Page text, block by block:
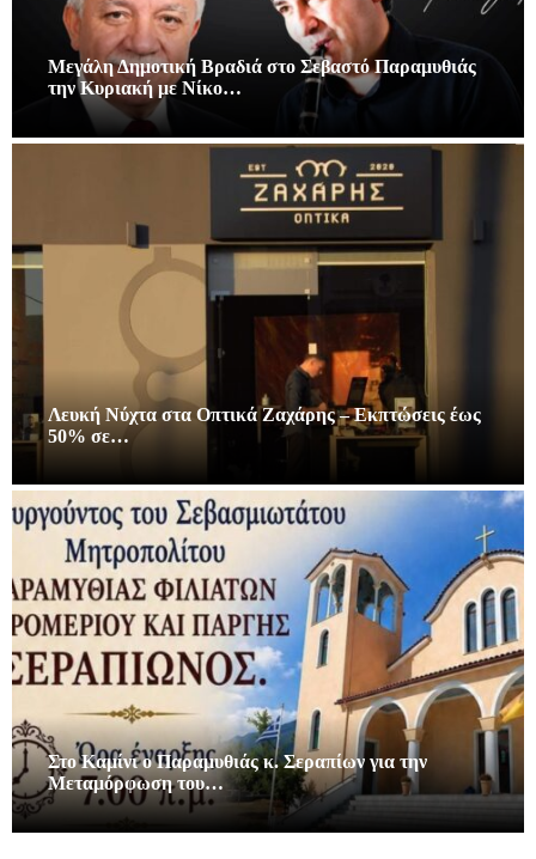
Μεγάλη Δημοτική Βραδιά στο Σεβαστό Παραμυθιάς
την Κυριακή με Νίκο…
Λευκή Νύχτα στα Οπτικά Ζαχάρης – Εκπτώσεις έως
50% σε…
Στο Καμίνι ο Παραμυθιάς κ. Σεραπίων για την
Μεταμόρφωση του…